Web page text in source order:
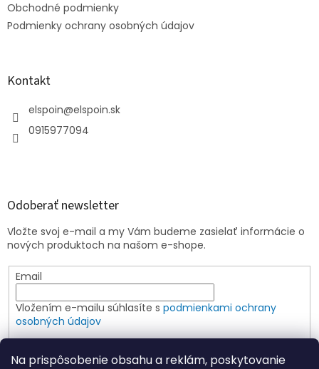
Na prispôsobenie obsahu a reklám, poskytovanie
Obchodné podmienky
Podmienky ochrany osobných údajov
Kontakt
elspoin@elspoin.sk
0915977094
Odoberať newsletter
Vložte svoj e-mail a my Vám budeme zasielať informácie o
nových produktoch na našom e-shope.
Email
Vložením e-mailu súhlasíte s podmienkami ochrany
osobných údajov
PRIHLÁSIŤ SA